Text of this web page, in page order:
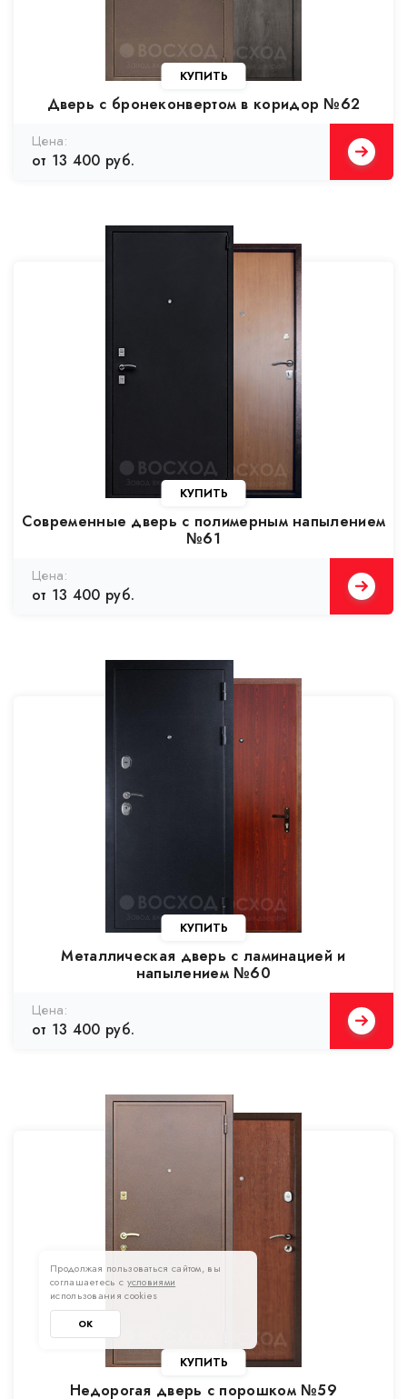
Дверь с бронеконвертом в коридор №62
от 13 400 руб.
Современные дверь с полимерным напылением
№61
от 13 400 руб.
Металлическая дверь с ламинацией и
напылением №60
от 13 400 руб.
Недорогая дверь с порошком №59
Продолжая пользоваться сайтом, вы
соглашаетесь с условиями
использования cookies
ОК